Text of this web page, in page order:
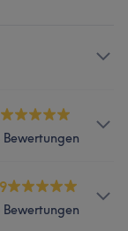
Bewertungen
Bewertungen